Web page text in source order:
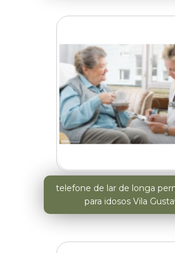
telefone de lar de longa
para idosos Vila